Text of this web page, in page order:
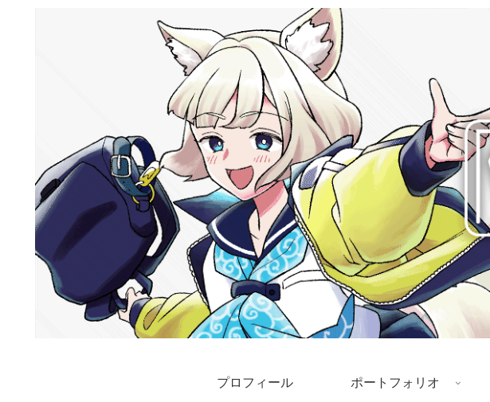
プロフィール ポートフォリオ